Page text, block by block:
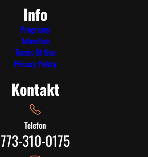
Info
Programy
Advertise
Terms Of Use
Privacy Policy
Kontakt
Telefon
773-310-0175